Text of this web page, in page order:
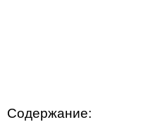
Содержание: